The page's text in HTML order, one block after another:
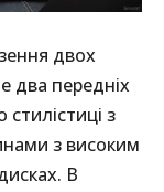
двох
два передніх
з
з високим
В